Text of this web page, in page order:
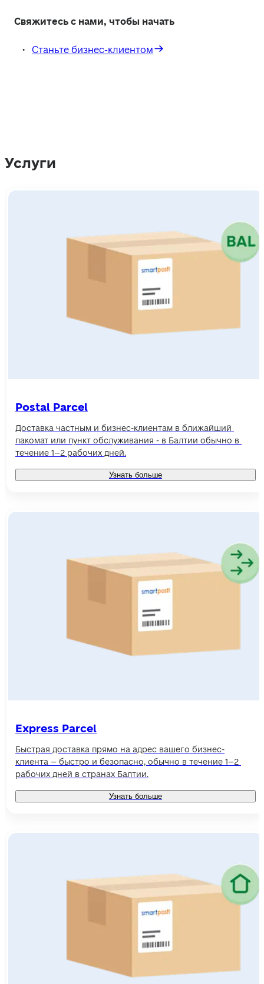
Свяжитесь с нами, чтобы начать
Станьте бизнес-клиентом
Услуги
Postal Parcel
Доставка частным и бизнес-клиентам в ближайший
пакомат или пункт обслуживания - в Балтии обычно в
течение 1–2 рабочих дней.
Узнать больше
Express Parcel
Быстрая доставка прямо на адрес вашего бизнес-
клиента – быстро и безопасно, обычно в течение 1–2
рабочих дней в странах Балтии.
Узнать больше